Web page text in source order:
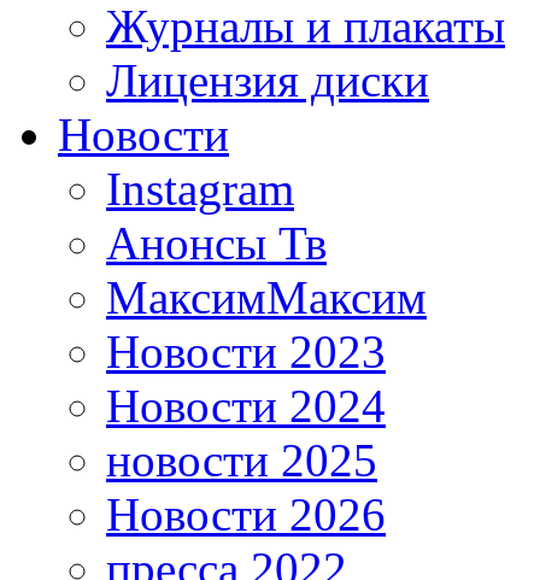
Журналы и плакаты
Лицензия диски
Новости
Instagram
Анонсы Тв
МаксимМаксим
Новости 2023
Новости 2024
новости 2025
Новости 2026
пресса 2022